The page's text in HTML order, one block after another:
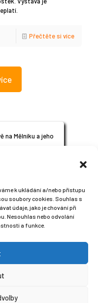
k ukládání a/nebo přístupu
soubory cookies. Souhlas s
údaje, jako je chování při
Nesouhlas nebo odvolání
a funkce.
Přečtěte si více
na Mělníku a jeho
sítích